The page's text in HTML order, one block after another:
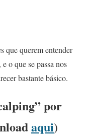
que querem entender
o que se passa nos
bastante básico.
por
aqui)